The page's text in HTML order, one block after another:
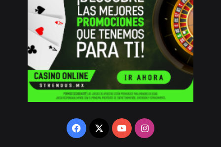
Facebook
X YouTubeInstagram